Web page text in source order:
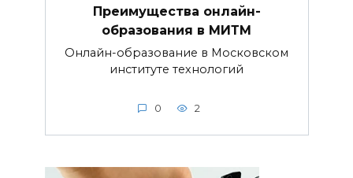
Преимущества онлайн-
образования в МИТМ
Онлайн-образование в Московском
институте технологий
0 2